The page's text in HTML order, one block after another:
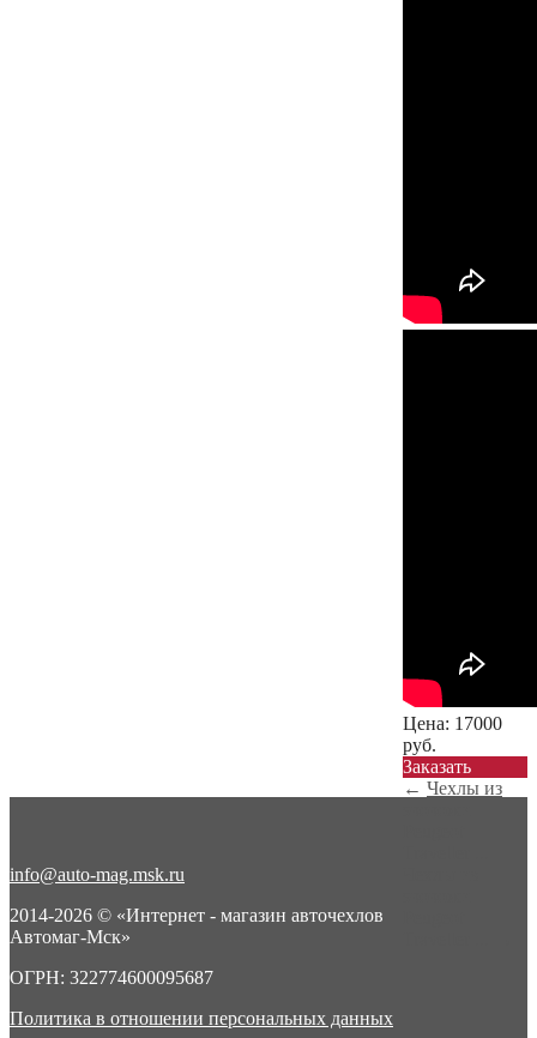
Цена: 17000
руб.
Заказать
← Чехлы из
info@auto-mag.msk.ru
2014-2026 © «Интернет - магазин авточехлов
Автомаг-Мск»
ОГРН: 322774600095687
Политика в отношении персональных данных